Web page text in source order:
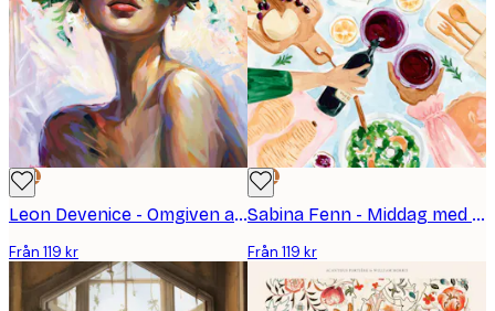
DEAL
Leon Devenice - Omgiven av kärlek Poster
Från 119 kr
DEAL
Sabina Fenn - Middag med vänner Poster
Från 119 kr